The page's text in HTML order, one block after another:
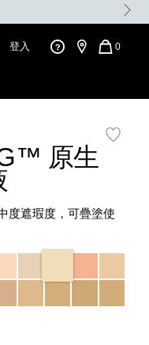
登入
CART
0
原生
度遮瑕度，可疊塗使